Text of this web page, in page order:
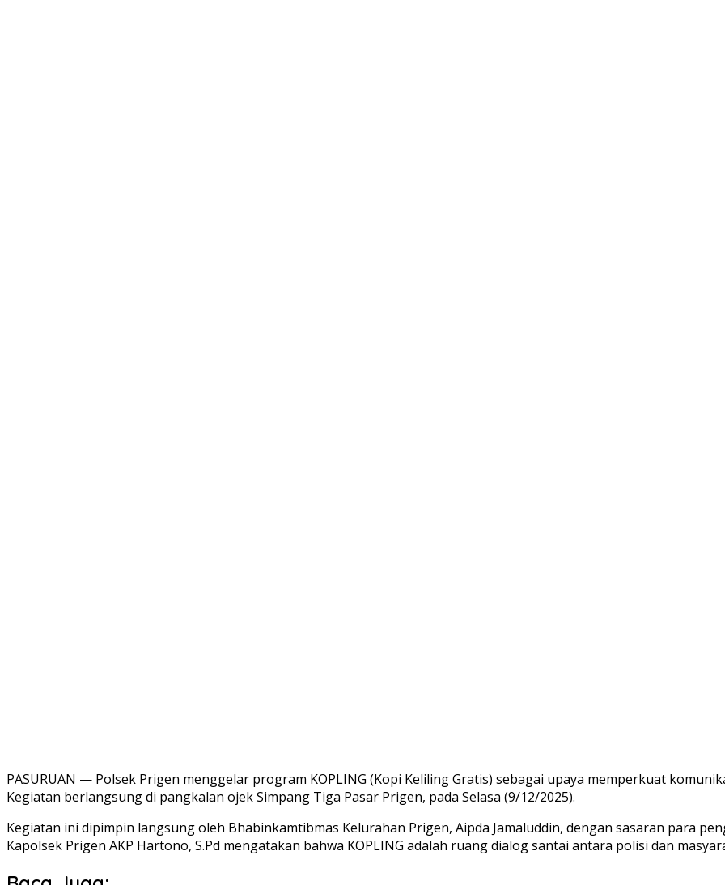
PASURUAN — Polsek Prigen menggelar program KOPLING (Kopi Keliling Gratis) sebagai upaya memperkuat
Kegiatan berlangsung di pangkalan ojek Simpang Tiga Pasar Prigen, pada Selasa (9/12/2025).
Kegiatan ini dipimpin langsung oleh Bhabinkamtibmas Kelurahan Prigen, Aipda Jamaluddin, dengan sasaran para
Kapolsek Prigen AKP Hartono, S.Pd mengatakan bahwa KOPLING adalah ruang dialog santai antara polisi dan